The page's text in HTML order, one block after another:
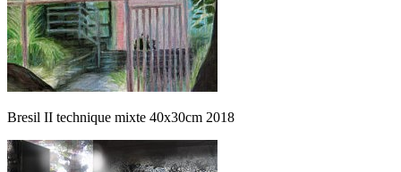
Bresil II technique mixte 40x30cm 2018